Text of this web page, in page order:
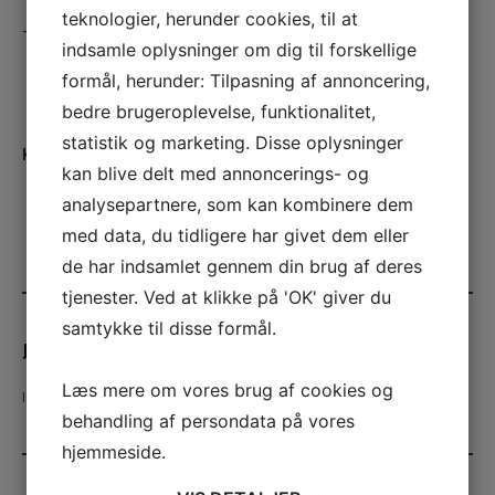
– Placer olien under tungen for hurtig optagelse.
KATEGORI: SUNDHED
Jonas
Indlæg oprettet 67
teknologier, herunder cookies, til at
indsamle oplysninger om dig til forskellige
formål, herunder: Tilpasning af annoncering,
bedre brugeroplevelse, funktionalitet,
statistik og marketing. Disse oplysninger
kan blive delt med annoncerings- og
analysepartnere, som kan kombinere dem
med data, du tidligere har givet dem eller
de har indsamlet gennem din brug af deres
tjenester. Ved at klikke på 'OK' giver du
samtykke til disse formål.
Læs mere om vores brug af cookies og
behandling af persondata på vores
hjemmeside.